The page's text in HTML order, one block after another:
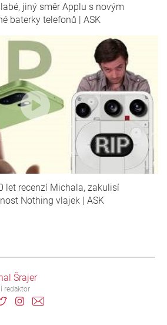
Šrajer
redaktor
jiný směr Applu s novým
baterky telefonů | ASK
let recenzí Michala, zakulisí
Nothing vlajek | ASK